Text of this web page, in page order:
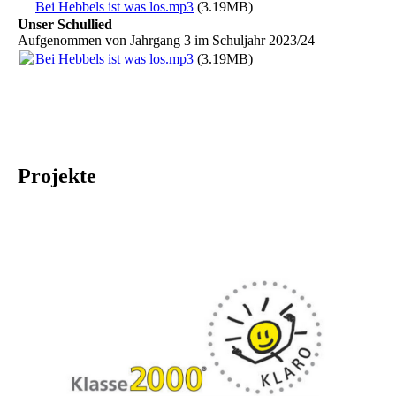
Bei Hebbels ist was los.mp3 (3.19MB)
Unser Schullied
Aufgenommen von Jahrgang 3 im Schuljahr 2023/24
Bei Hebbels ist was los.mp3 (3.19MB)
Projekte